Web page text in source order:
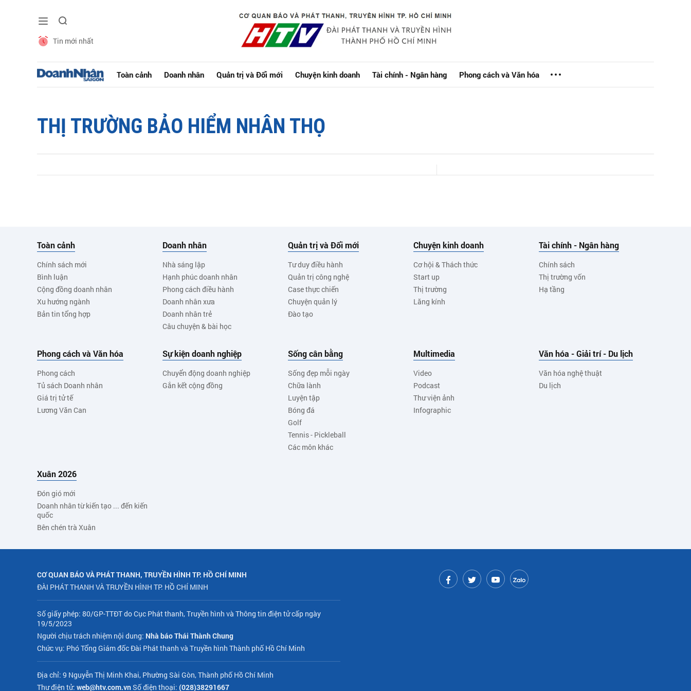
Tin mới nhất
Toàn cảnh Doanh nhân Quản trị và Đổi mới Chuyện kinh doanh Tài chính - Ngân hàng Phong cách và Văn hóa
THỊ TRƯỜNG BẢO HIỂM NHÂN THỌ
Toàn cảnh
Chính sách mới
Bình luận
Cộng đồng doanh nhân
Xu hướng ngành
Bản tin tổng hợp
Doanh nhân
Nhà sáng lập
Hạnh phúc doanh nhân
Phong cách điều hành
Doanh nhân xưa
Doanh nhân trẻ
Câu chuyện & bài học
Quản trị và Đổi mới
Tư duy điều hành
Quản trị công nghệ
Case thực chiến
Chuyện quản lý
Đào tạo
Chuyện kinh doanh
Cơ hội & Thách thức
Start up
Thị trường
Lăng kính
Tài chính - Ngân hàng
Chính sách
Thị trường vốn
Hạ tầng
Phong cách và Văn hóa
Phong cách
Tủ sách Doanh nhân
Giá trị tử tế
Lương Văn Can
Sự kiện doanh nghiệp
Chuyển động doanh nghiệp
Gắn kết cộng đồng
Sống cân bằng
Sống đẹp mỗi ngày
Chữa lành
Luyện tập
Bóng đá
Golf
Tennis - Pickleball
Các môn khác
Multimedia
Video
Podcast
Thư viện ảnh
Infographic
Văn hóa - Giải trí - Du lịch
Văn hóa nghệ thuật
Du lịch
Xuân 2026
Đón gió mới
Doanh nhân từ kiến tạo ... đến kiến
quốc
Bên chén trà Xuân
CƠ QUAN BÁO VÀ PHÁT THANH, TRUYỀN HÌNH TP. HỒ CHÍ MINH
ĐÀI PHÁT THANH VÀ TRUYỀN HÌNH TP. HỒ CHÍ MINH
Số giấy phép: 80/GP-TTĐT do Cục Phát thanh, Truyền hình và Thông tin điện tử cấp ngày
19/5/2023
Người chịu trách nhiệm nội dung: Nhà báo Thái Thành Chung
Chức vụ: Phó Tổng Giám đốc Đài Phát thanh và Truyền hình Thành phố Hồ Chí Minh
Địa chỉ: 9 Nguyễn Thị Minh Khai, Phường Sài Gòn, Thành phố Hồ Chí Minh
Thư điện tử: web@htv.com.vnSố điện thoại: (028)38291667